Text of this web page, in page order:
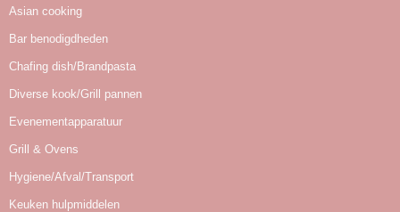
Asian cooking
Bar benodigdheden
Chafing dish/Brandpasta
Diverse kook/Grill pannen
Evenementapparatuur
Grill & Ovens
Hygiene/Afval/Transport
Keuken hulpmiddelen